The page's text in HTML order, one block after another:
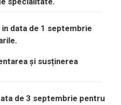
data de 1 septembrie
și susținerea
de 3 septembrie pentru